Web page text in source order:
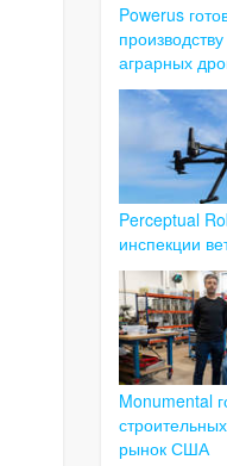
Powerus
аграрных
Perceptual
инспекции
Monumental
рынок США